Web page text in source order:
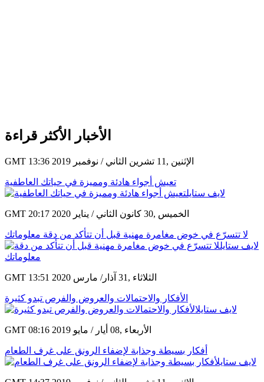
الأخبار الأكثر قراءة
GMT 13:36 2019 الإثنين ,11 تشرين الثاني / نوفمبر
تعيش أجواء هادئة ومميزة في حياتك العاطفية
GMT 20:17 2020 الخميس ,30 كانون الثاني / يناير
لا تتسرّع في خوض مغامرة مهنية قبل أن تتأكد من دقة معلوماتك
GMT 13:51 2020 الثلاثاء ,31 آذار/ مارس
الأفكار والاحتمالات والعروض والفرص تبدو كثيرة
GMT 08:16 2019 الأربعاء ,08 أيار / مايو
أفكار بسيطة وجذابة لإضفاء الرونق على غرف الطعام